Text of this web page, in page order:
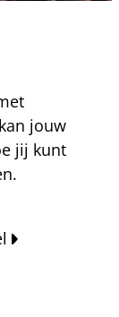
jouw
jij kunt